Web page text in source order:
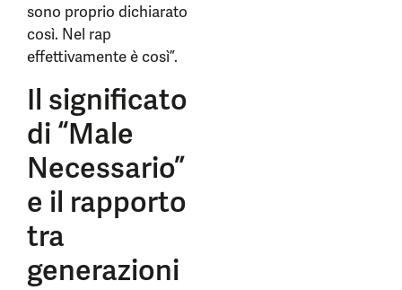
sono proprio dichiarato
così. Nel rap
effettivamente è così”.
Il significato
di “Male
Necessario”
e il rapporto
tra
generazioni